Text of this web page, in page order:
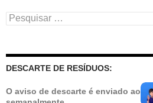
Pesquisar
por:
DESCARTE DE RESÍDUOS:
O aviso de descarte é enviado ao